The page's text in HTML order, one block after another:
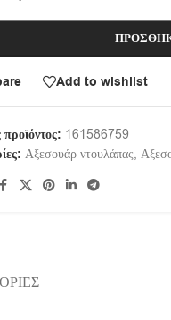
Add to wishlist
161586759
Αξεσουάρ ντουλάπας,